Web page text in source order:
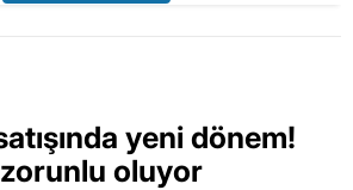
yeni dönem!
oluyor